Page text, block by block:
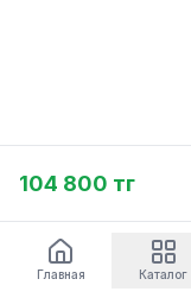
104 800 тг
Главная Каталог